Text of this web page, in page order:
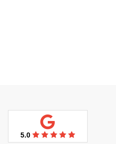
5.0